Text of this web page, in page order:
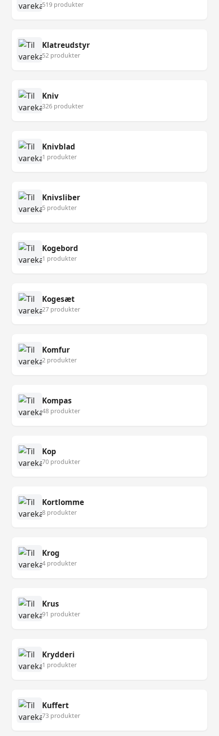
519 produkter
Klatreudstyr
52 produkter
Kniv
326 produkter
Knivblad
1 produkter
Knivsliber
5 produkter
Kogebord
1 produkter
Kogesæt
27 produkter
Komfur
2 produkter
Kompas
48 produkter
Kop
70 produkter
Kortlomme
8 produkter
Krog
4 produkter
Krus
91 produkter
Krydderi
1 produkter
Kuffert
73 produkter